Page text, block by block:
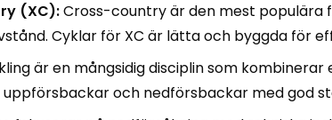
(XC):Cross-country är den mest populära
Cyklar för XC är lätta och byggda för
är en mångsidig disciplin som
uppförsbackar och nedförsbackar med god